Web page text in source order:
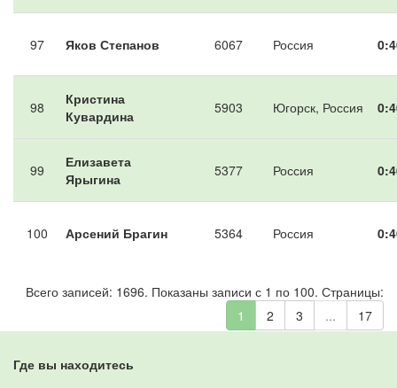
97 Яков Степанов 6067 Россия
98
Кристина
Кувардина
5903 Югорск, Россия
99
Елизавета
Ярыгина
5377 Россия
100 Арсений Брагин 5364 Россия
Всего записей: 1696. Показаны записи с 1 по 100. Страницы:
1
2 3 ... 17
Где вы находитесь